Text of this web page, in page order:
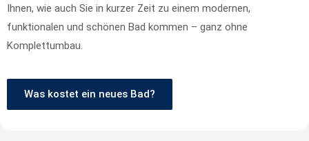
Ihnen, wie auch Sie in kurzer Zeit zu einem modernen,
funktionalen und schönen Bad kommen – ganz ohne
Komplettumbau.
Was kostet ein neues Bad?